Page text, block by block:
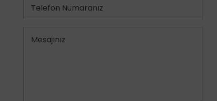
Telefon Numaranız
Mesajınız